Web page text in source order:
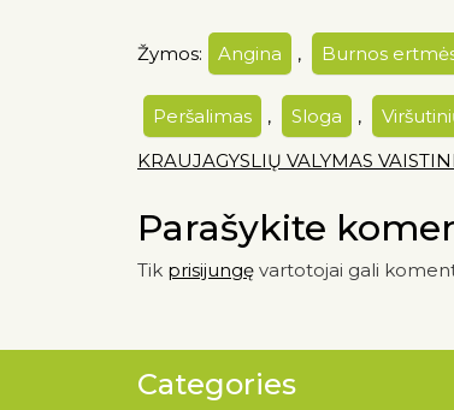
Žymos: Angina , Burnos
Peršalimas , Sloga ,
KRAUJAGYSLIŲ VALYMAS
Parašykite
Tik prisijungę vartotojai gali
Categories